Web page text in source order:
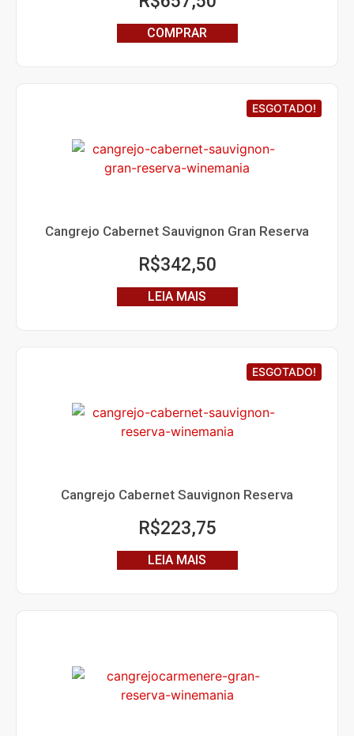
COMPRAR
ESGOTADO!
Cangrejo Cabernet Sauvignon Gran Reserva
R$342,50
LEIA MAIS
ESGOTADO!
Cangrejo Cabernet Sauvignon Reserva
R$223,75
LEIA MAIS